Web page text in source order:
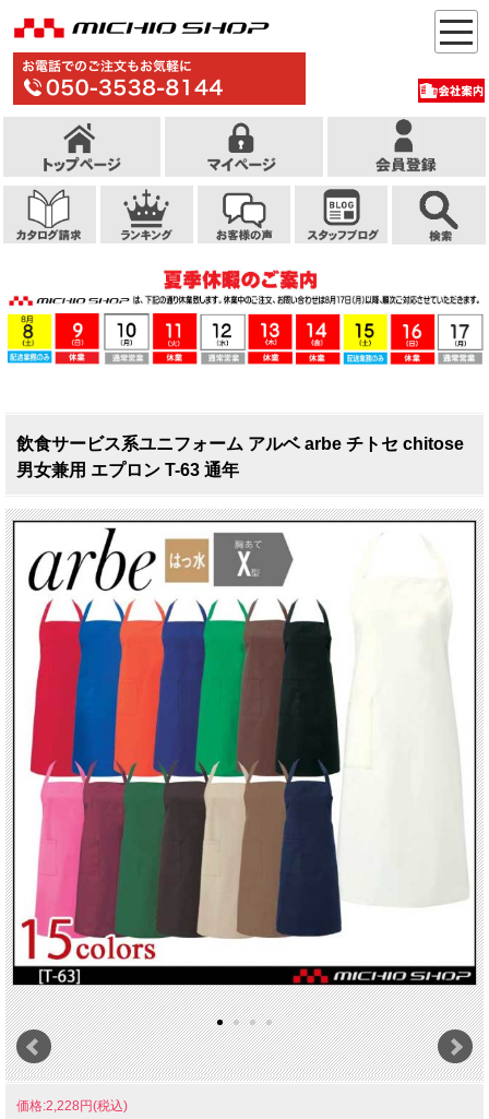
飲食サービス系ユニフォーム アルベ arbe チトセ chitose
男女兼用 エプロン T-63 通年
価格:2,228円(税込)